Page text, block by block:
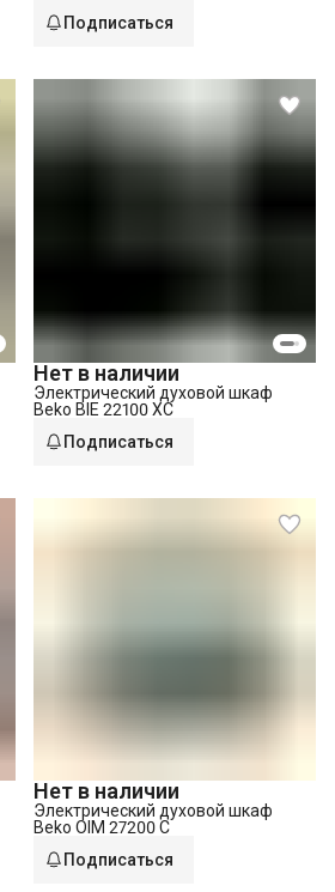
Подписаться
Нет в наличии
Электрический духовой шкаф
Beko BIE 22100 XC
Подписаться
Нет в наличии
Электрический духовой шкаф
Beko OIM 27200 C
Подписаться